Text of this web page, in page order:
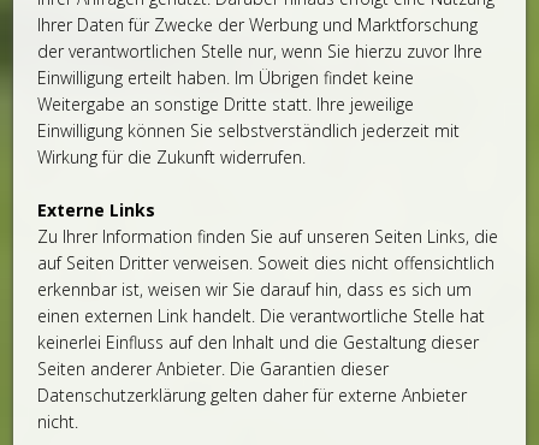
Ihrer Daten für Zwecke der Werbung und Marktforschung
der verantwortlichen Stelle nur, wenn Sie hierzu zuvor Ihre
Einwilligung erteilt haben. Im Übrigen findet keine
Weitergabe an sonstige Dritte statt. Ihre jeweilige
Einwilligung können Sie selbstverständlich jederzeit mit
Wirkung für die Zukunft widerrufen.
Externe Links
Zu Ihrer Information finden Sie auf unseren Seiten Links, die
auf Seiten Dritter verweisen. Soweit dies nicht offensichtlich
erkennbar ist, weisen wir Sie darauf hin, dass es sich um
einen externen Link handelt. Die verantwortliche Stelle hat
keinerlei Einfluss auf den Inhalt und die Gestaltung dieser
Seiten anderer Anbieter. Die Garantien dieser
Datenschutzerklärung gelten daher für externe Anbieter
nicht.